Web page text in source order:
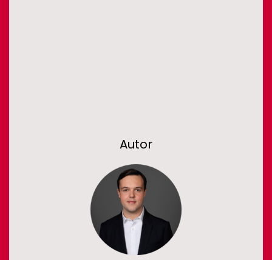
Autor